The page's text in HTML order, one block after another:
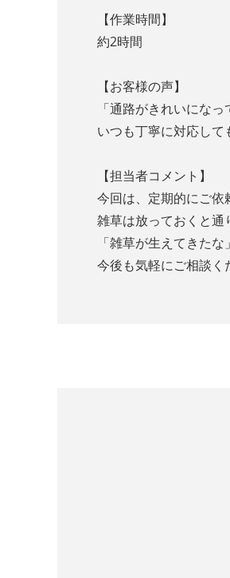
【作業時間】
約2時間
【お客様の声】
「通路がきれいになっ
いつも丁寧に対応して
【担当者コメント】
今回は、定期的にご依
雑草は放っておくと通
「雑草が生えてきた
今後も気軽にご相談く